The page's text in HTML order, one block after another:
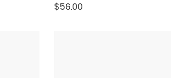
$56.00